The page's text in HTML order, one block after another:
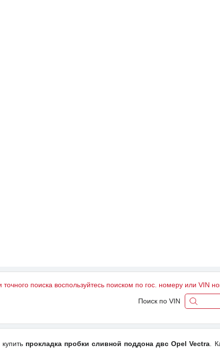
поиска воспользуйтесь поиском по гос. номеру или VIN
Поиск по VIN
прокладка пробки сливной поддона двс Opel Vectra.